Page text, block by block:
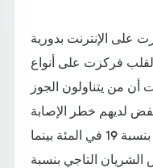
على الإنترنت بدورية
فركزت على أنواع
من يتناولون الجوز
لديهم خطر الإصابة
بأمراض القلب والأوعية الدموية بنسبة 19 في المئة بينما
التاجي بنسبة